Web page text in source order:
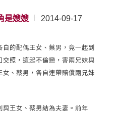
是嫂嫂 2014-09-17
的配偶王女、蔡男，竟一起到
交照，這起不倫戀，害兩兄妹與
女、蔡男，各自連帶賠償兩兄妹
與王女、蔡男結為夫妻。前年